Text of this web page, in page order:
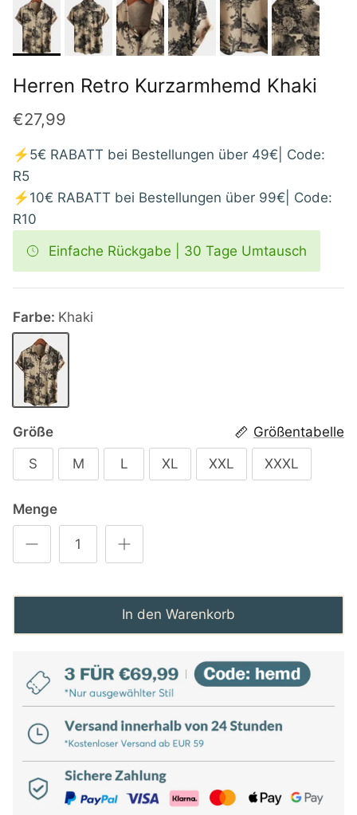
Herren Retro Kurzarmhemd Khaki
€27,99
⚡5€ RABATT bei Bestellungen über 49€| Code:
R5
⚡10€ RABATT bei Bestellungen über 99€| Code:
R10
Einfache Rückgabe | 30 Tage Umtausch
Farbe: Khaki
Größe
Größentabelle
S
M L XL XXL XXXL
Menge
In den Warenkorb